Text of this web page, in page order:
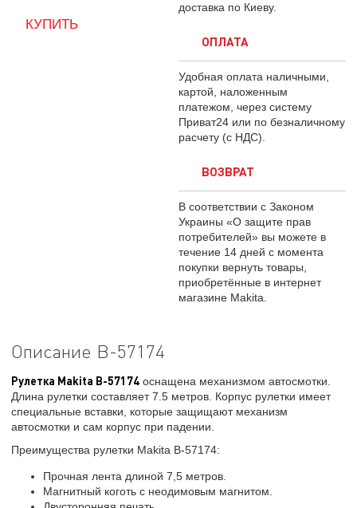
доставка по Киеву.
ОПЛАТА
Удобная оплата наличными,
картой, наложенным
платежом, через систему
Приват24 или по безналичному
расчету (с НДС).
ВОЗВРАТ
В соответствии с Законом
Украины «О защите прав
потребителей» вы можете в
течение 14 дней с момента
покупки вернуть товары,
приобретённые в интернет
магазине Makita.
Описание B-57174
Рулетка Makita B-57174 оснащена механизмом автосмотки.
Длина рулетки составляет 7.5 метров. Корпус рулетки имеет
специальные вставки, которые защищают механизм
автосмотки и сам корпус при падении.
Преимущества рулетки Makita B-57174:
Прочная лента длиной 7,5 метров.
Магнитный коготь с неодимовым магнитом.